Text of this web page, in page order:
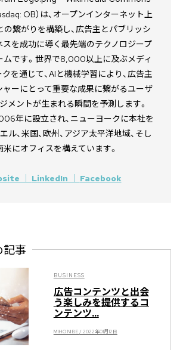
OB）は、オープンインターネット上
の繋がりを構築し、広告主とパブリッシ
スを成功に導く最先端のテクノロジープ
ムです。世界で8,000以上に及ぶメディ
を通じて、AIと機械学習により、広告主
ャーにとって重要な成果に繋がるユーザ
メントが⽣まれる瞬間を予測します。
年に設⽴され、ニューヨークに本社を
ル、⽶国、欧州、アジア太平洋地域、そし
⽶にオフィスを構えています。
｜ LinkedIn ｜ Facebook
記事
BUSINESS
広告コンテンツと出会
う楽しみを提供するコ
ンテンツ...
MIHO NIBE / 2022年01月12日